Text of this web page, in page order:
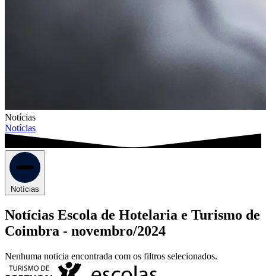
Notícias
Notícias
Notícias
Notícias Escola de Hotelaria e Turismo de
Coimbra - novembro/2024
Nenhuma noticia encontrada com os filtros selecionados.